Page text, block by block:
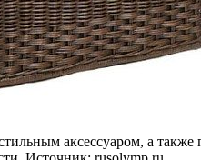
аксессуаром, а также